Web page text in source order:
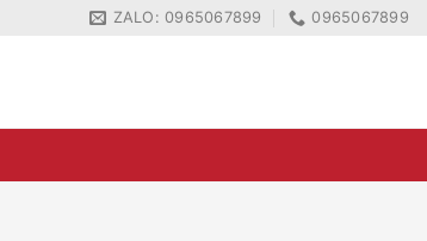
ZALO: 0965067899 0965067899